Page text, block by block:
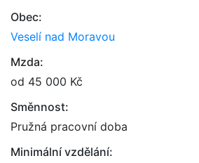
Obec:
Veselí nad Moravou
Mzda:
od 45 000 Kč
Směnnost:
Pružná pracovní doba
Minimální vzdělání: